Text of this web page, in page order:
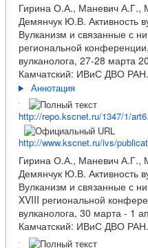
Гирина О.А., Маневич А.Г.,
Демянчук Ю.В. Активность
Вулканизм и связанные с
региональной
вулканолога, 27-28 марта
Камчатский: ИВиС ДВО
Аннотация
http://repo.kscnet.ru/1347/1/
http://www.kscnet.ru/ivs/
Гирина О.А., Маневич А.Г.,
Демянчук Ю.В. Активность
Вулканизм и связанные с
XVIII региональной
вулканолога, 30 марта - 1
Камчатский: ИВиС ДВО